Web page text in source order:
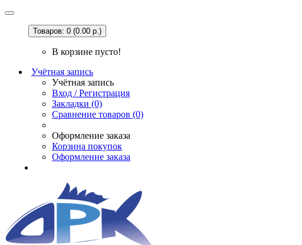
Товаров: 0 (0.00 р.)
В корзине пусто!
Учётная запись
Учётная запись
Вход / Регистрация
Закладки (0)
Сравнение товаров (0)
Оформление заказа
Корзина покупок
Оформление заказа